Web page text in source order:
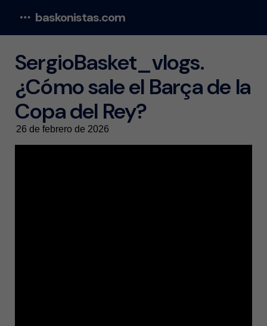
baskonistas.com
SergioBasket_vlogs.
¿Cómo sale el Barça de la
Copa del Rey?
26 de febrero de 2026